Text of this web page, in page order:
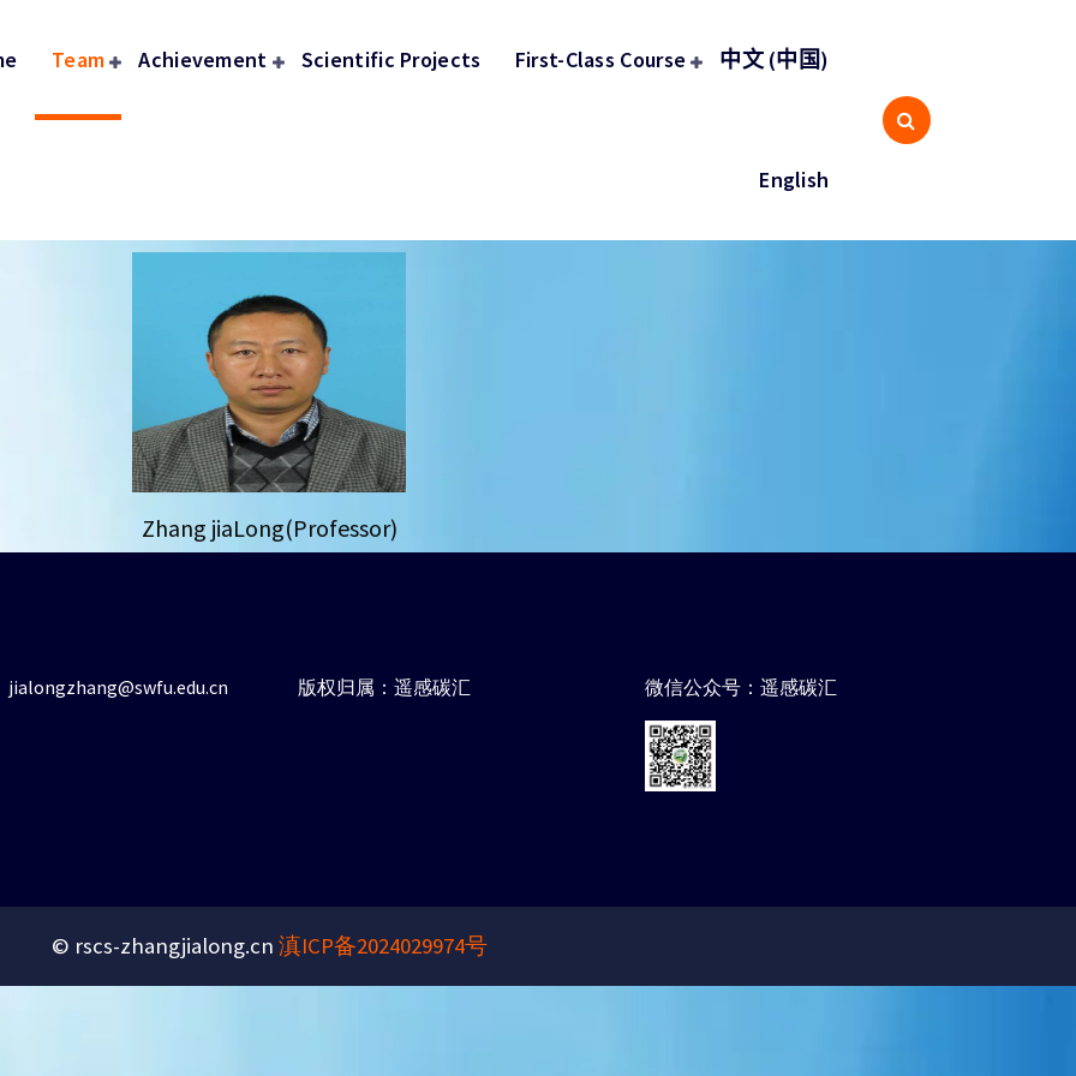
Team Achievement Scientific Projects First-Class Course 中文 (中国)
English
Zhang jiaLong(Professor)
jialongzhang@swfu.edu.cn 版权归属：遥感碳汇 微信公众号：遥感碳汇
© rscs-zhangjialong.cn 滇ICP备2024029974号